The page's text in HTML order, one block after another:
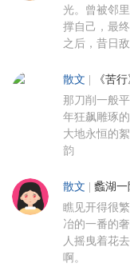
光。曾被邻
撑自己，最
之后，昔日
散文 《苦行
那刀削一般
年狂飙雕琢
大地永恒的
韵
散文 蠡湖一
瞧见开得很
冶的一番的
人摇曳着花
啊。